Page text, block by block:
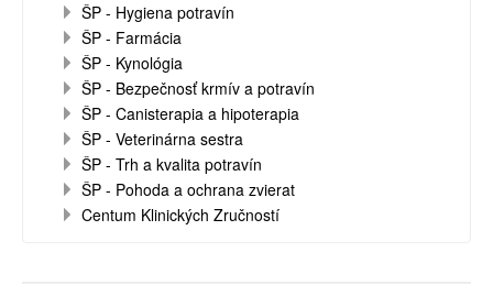
ŠP - Hygiena potravín
ŠP - Farmácia
ŠP - Kynológia
ŠP - Bezpečnosť krmív a potravín
ŠP - Canisterapia a hipoterapia
ŠP - Veterinárna sestra
ŠP - Trh a kvalita potravín
ŠP - Pohoda a ochrana zvierat
Centum Klinických Zručností